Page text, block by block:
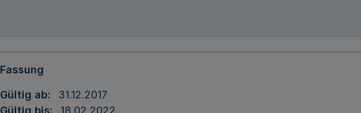
Fassung
Gültig ab
31.12.2017
Gültig bis
18.02.2022